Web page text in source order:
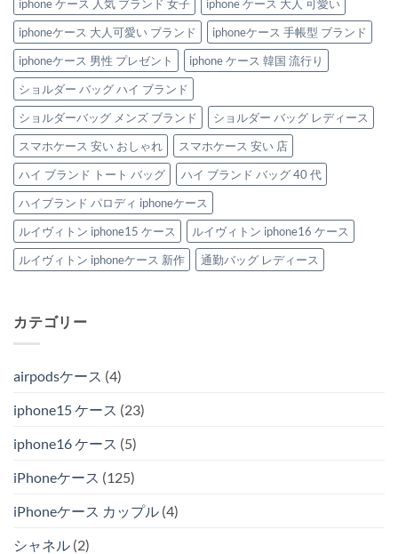
iphone ケース 人気 ブランド 女子
iphone ケース 大人 可愛い
iphoneケース 大人可愛い ブランド
iphoneケース 手帳型 ブランド
iphoneケース 男性 プレゼント
iphone ケース 韓国 流行り
ショルダー バッグ ハイ ブランド
ショルダーバッグ メンズ ブランド
ショルダー バッグ レディース
スマホケース 安い おしゃれ
スマホケース 安い 店
ハイ ブランド トート バッグ
ハイ ブランド バッグ 40 代
ハイブランド パロディ iphoneケース
ルイヴィトン iphone15 ケース
ルイヴィトン iphone16 ケース
ルイヴィトン iphoneケース 新作
通勤バッグ レディース
カテゴリー
airpodsケース (4)
iphone15 ケース (23)
iphone16 ケース (5)
iPhoneケース (125)
iPhoneケース カップル (4)
シャネル (2)